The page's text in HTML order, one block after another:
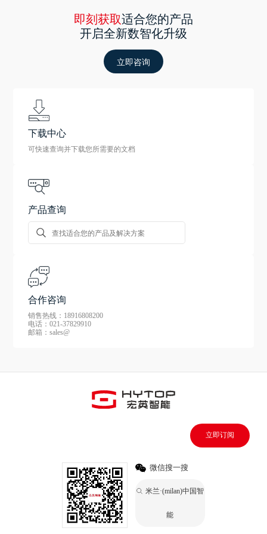
即刻获取适合您的产品
开启全新数智化升级
立即咨询
下载中心
可快速查询并下载您所需要的文档
产品查询
合作咨询
销售热线：18916808200
电话：021-37829910
邮箱：sales@
立即订阅
微信搜一搜
米兰·(milan)中国智
能